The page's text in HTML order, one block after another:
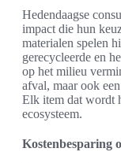
Hedendaagse
impact die hun
materialen spelen
gerecycleerde en
op het milieu
afval, maar ook
Elk item dat wordt
ecosysteem.
Kostenbesparing